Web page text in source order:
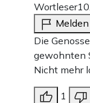
Wortleser
Melden
Die
gewohnten
Nicht mehr
1